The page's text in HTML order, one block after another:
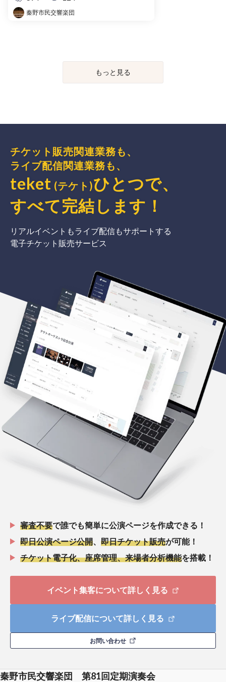
秦野市民交響楽団
もっと見る
チケット販売関連業務も、
ライブ配信関連業務も、
teket (テケト)ひとつで、
すべて完結 します ！
リアルイベントもライブ配信もサポートする
電子チケット販売サービス
審査不要で誰でも簡単に公演ページを作成できる！
即日公演ページ公開
即日チケット販売が可能！
チケット電子化、座席管理、来場者分析機能を搭載！
イベント集客について詳しく見る
ライブ配信について詳しく見る
お問い合わせ
秦野市民交響楽団 第81回定期演奏会